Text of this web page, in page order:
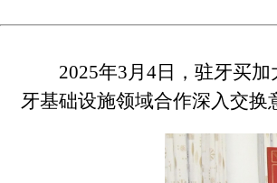
2025年3月4日，驻牙买
牙基础设施领域合作深入交换